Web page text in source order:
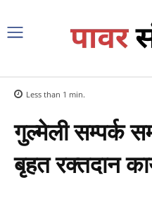
Less than 1 min.
गुल्मेली सम्पर्क
बृहत रक्तदान